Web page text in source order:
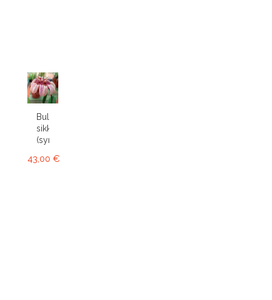
Bulbophyllum
sikkimense
(syn....
43,00 €